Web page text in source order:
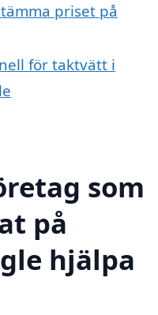
priset på
för taktvätt i
som
på
hjälpa